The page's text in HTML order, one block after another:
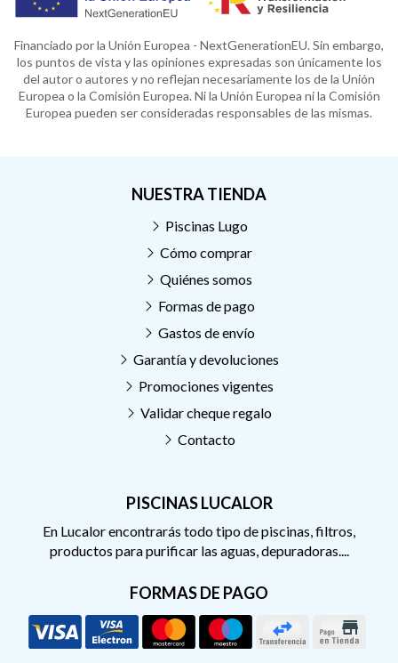
Financiado por la Unión Europea - NextGenerationEU. Sin embargo,
los puntos de vista y las opiniones expresadas son únicamente los
del autor o autores y no reflejan necesariamente los de la Unión
Europea o la Comisión Europea. Ni la Unión Europea ni la Comisión
Europea pueden ser consideradas responsables de las mismas.
PISCINAS LUCALOR
En Lucalor encontrarás todo tipo de piscinas, filtros,
productos para purificar las aguas, depuradoras....
FORMAS DE PAGO
NUESTRA TIENDA
Piscinas Lugo
Cómo comprar
Quiénes somos
Formas de pago
Gastos de envío
Garantía y devoluciones
Promociones vigentes
Validar cheque regalo
Contacto